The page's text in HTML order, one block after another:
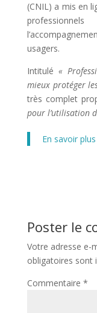
(CNIL) a mis en
usagers.
Intitulé«
mieux protéger
très complet
pour l’utilisation
En savoir plus
Poster le
Votre adresse e-
obligatoires sont
Commentaire *